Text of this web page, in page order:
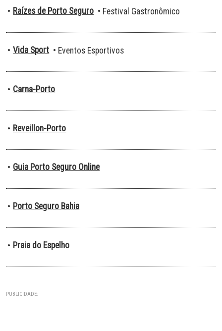
• Raízes de Porto Seguro • Festival Gastronômico
• Vida Sport • Eventos Esportivos
• Carna-Porto
• Reveillon-Porto
• Guia Porto Seguro Online
• Porto Seguro Bahia
• Praia do Espelho
PUBLICIDADE: